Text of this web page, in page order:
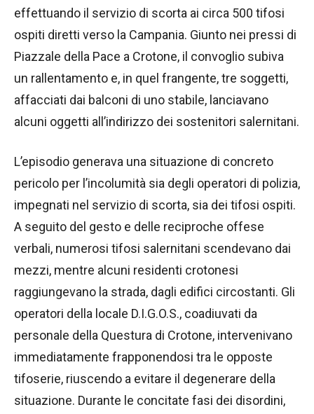
effettuando il servizio di scorta ai circa 500 tifosi
ospiti diretti verso la Campania. Giunto nei pressi di
Piazzale della Pace a Crotone, il convoglio subiva
un rallentamento e, in quel frangente, tre soggetti,
affacciati dai balconi di uno stabile, lanciavano
alcuni oggetti all’indirizzo dei sostenitori salernitani.
L’episodio generava una situazione di concreto
pericolo per l’incolumità sia degli operatori di polizia,
impegnati nel servizio di scorta, sia dei tifosi ospiti.
A seguito del gesto e delle reciproche offese
verbali, numerosi tifosi salernitani scendevano dai
mezzi, mentre alcuni residenti crotonesi
raggiungevano la strada, dagli edifici circostanti. Gli
operatori della locale D.I.G.O.S., coadiuvati da
personale della Questura di Crotone, intervenivano
immediatamente frapponendosi tra le opposte
tifoserie, riuscendo a evitare il degenerare della
situazione. Durante le concitate fasi dei disordini,